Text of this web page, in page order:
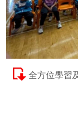
全方位學習